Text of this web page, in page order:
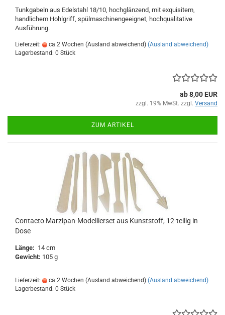
Tunkgabeln aus Edelstahl 18/10, hochglänzend, mit exquisitem,
handlichem Hohlgriff, spülmaschinengeeignet, hochqualitative
Ausführung.
Lieferzeit: ca.2 Wochen (Ausland abweichend) (Ausland abweichend)
Lagerbestand: 0 Stück
ab 8,00 EUR
zzgl. 19% MwSt. zzgl. Versand
ZUM ARTIKEL
Contacto Marzipan-Modellierset aus Kunststoff, 12-teilig in
Dose
Länge: 14 cm
Gewicht: 105 g
Lieferzeit: ca.2 Wochen (Ausland abweichend) (Ausland abweichend)
Lagerbestand: 0 Stück